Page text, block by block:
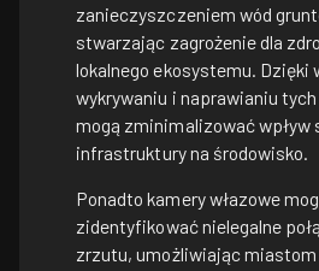
zanieczyszczeniem wód
stwarzając zagrożenie dla
lokalnego ekosystemu. Dzięki
wykrywaniu i naprawianiu
mogą zminimalizować wpływ
infrastruktury na środowisko.
Ponadto kamery włazowe
zidentyfikować nielegalne
zrzutu, umożliwiając